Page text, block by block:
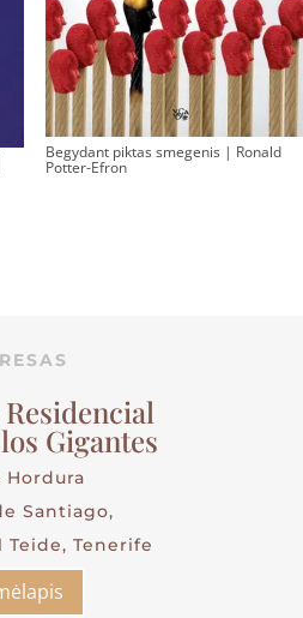
Begydant piktas smegenis | Ronald
Potter-Efron
Gigantes
Hordura
Santiago,
Tenerife